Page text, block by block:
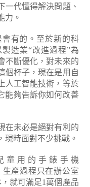
一代懂得解決問題、
力。
有的。至於新的科
造業“改進過程”為
不斷優化，對未來的
個杯子，現在是用自
人工智能技術，等於
能夠告訴你如何改善
在未必是絕對有利的
現時面對不少挑戰。
童用的手錶手機
生產過程只在辦公室
就可滿足1萬個產品